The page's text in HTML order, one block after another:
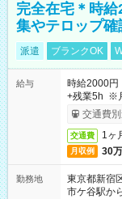
完全在宅＊時
集やテロップ確
派遣 ブランクOK
給与
時給2000
+残業5h ※
取りサービ
交通費
交通費 1ヶ
月収例 30
勤務地
東京都新宿
市ケ谷駅か